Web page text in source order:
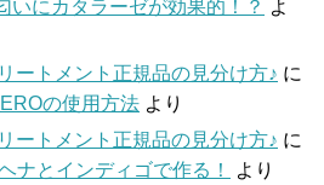
いにカタラーゼが効果的！？ よ
ートメント正規品の見分け方♪ に
の使用方法 より
ートメント正規品の見分け方♪ に
ナとインディゴで作る！
より